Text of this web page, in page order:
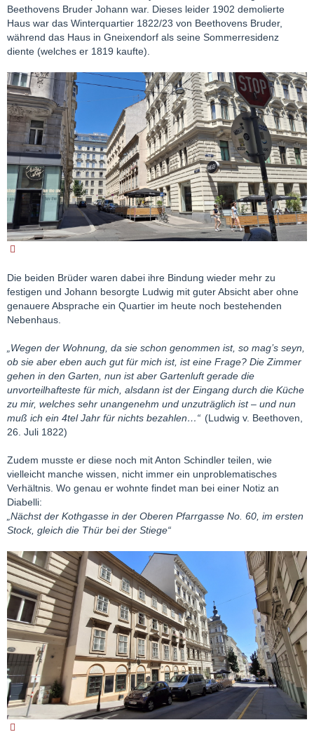
Beethovens Bruder Johann war. Dieses leider 1902 demolierte
Haus war das Winterquartier 1822/23 von Beethovens Bruder,
während das Haus in Gneixendorf als seine Sommerresidenz
diente (welches er 1819 kaufte).
Die beiden Brüder waren dabei ihre Bindung wieder mehr zu
festigen und Johann besorgte Ludwig mit guter Absicht aber ohne
genauere Absprache ein Quartier im heute noch bestehenden
Nebenhaus.
„Wegen der Wohnung, da sie schon genommen ist, so mag’s seyn,
ob sie aber eben auch gut für mich ist, ist eine Frage? Die Zimmer
gehen in den Garten, nun ist aber Gartenluft gerade die
unvorteilhafteste für mich, alsdann ist der Eingang durch die Küche
zu mir, welches sehr unangenehm und unzuträglich ist – und nun
muß ich ein 4tel Jahr für nichts bezahlen…“ (Ludwig v. Beethoven,
26. Juli 1822)
Zudem musste er diese noch mit Anton Schindler teilen, wie
vielleicht manche wissen, nicht immer ein unproblematisches
Verhältnis. Wo genau er wohnte findet man bei einer Notiz an
Diabelli:
„Nächst der Kothgasse in der Oberen Pfarrgasse No. 60, im ersten
Stock, gleich die Thür bei der Stiege“